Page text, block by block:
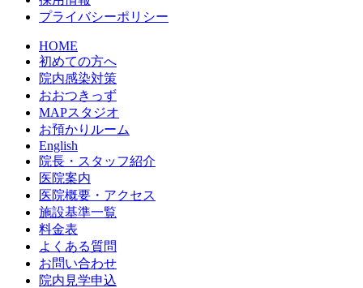
プライバシーポリシー
HOME
初めての方へ
院内感染対策
おおつきっず
MAPスタジオ
お預かりルーム
English
院長・スタッフ紹介
医院案内
医院概要・アクセス
施設基準一覧
料金表
よくある質問
お問い合わせ
院内見学申込